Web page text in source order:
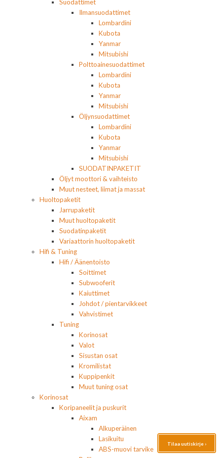
Suodattimet
Ilmansuodattimet
Lombardini
Kubota
Yanmar
Mitsubishi
Polttoainesuodattimet
Lombardini
Kubota
Yanmar
Mitsubishi
Öljynsuodattimet
Lombardini
Kubota
Yanmar
Mitsubishi
SUODATINPAKETIT
Öljyt moottori & vaihteisto
Muut nesteet, liimat ja massat
Huoltopaketit
Jarrupaketit
Muut huoltopaketit
Suodatinpaketit
Variaattorin huoltopaketit
Hifi & Tuning
Hifi / Äänentoisto
Soittimet
Subwooferit
Kaiuttimet
Johdot / pientarvikkeet
Vahvistimet
Tuning
Korinosat
Valot
Sisustan osat
Kromilistat
Kuppipenkit
Muut tuning osat
Korinosat
Koripaneelit ja puskurit
Aixam
Alkuperäinen
Lasikuitu
ABS-muovi tarvike
Tilaa uutiskirje ›